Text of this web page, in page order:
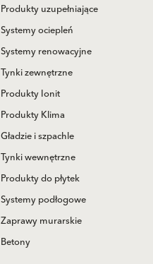
Produkty uzupełniające
Systemy ociepleń
Systemy renowacyjne
Tynki zewnętrzne
Produkty Ionit
Produkty Klima
Gładzie i szpachle
Tynki wewnętrzne
Produkty do płytek
Systemy podłogowe
Zaprawy murarskie
Betony